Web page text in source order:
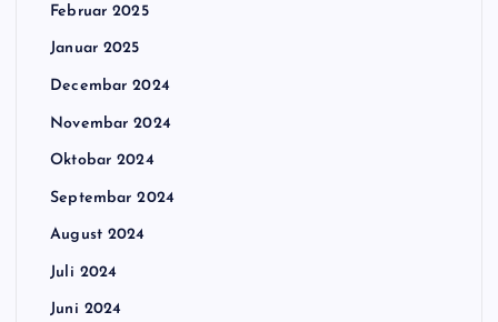
Februar 2025
Januar 2025
Decembar 2024
Novembar 2024
Oktobar 2024
Septembar 2024
August 2024
Juli 2024
Juni 2024